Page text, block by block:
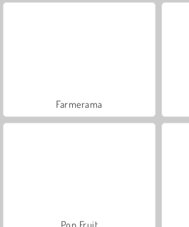
Farmerama
Pop Fruit